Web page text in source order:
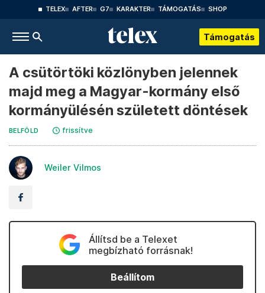
TELEX AFTER G7 KARAKTER TÁMOGATÁS SHOP
Támogatás
A csütörtöki közlönyben jelennek
majd meg a Magyar-kormány első
kormányülésén született döntések
BELFÖLD frissítve
Weiler Vilmos
Állítsd be a Telexet
megbízható forrásnak!
Beállítom